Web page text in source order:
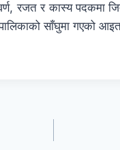
रजत र कास्य पदकमा
साँघुमा गएको